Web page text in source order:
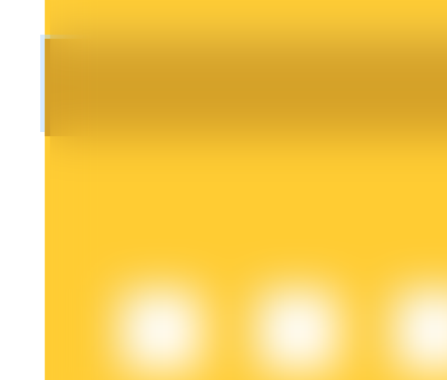
Inversiones exclusivas para titulares de BTR